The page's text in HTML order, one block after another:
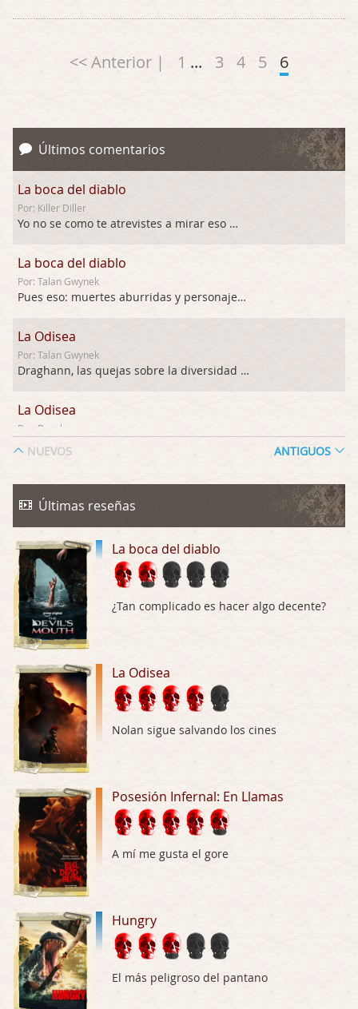
<< Anterior | 1 ... 3 4 5 6
Últimos comentarios
La boca del diablo
Por: Killer Diller
Yo no se como te atrevistes a mirar eso …
La boca del diablo
Por: Talan Gwynek
Pues eso: muertes aburridas y personajes p …
La Odisea
Por: Talan Gwynek
Draghann, las quejas sobre la diversidad s …
La Odisea
Por: Draghann
No sé si entrar en polémicas con respect …
Trance
Por: Luar
El señor de las moscas
Por: Luar
Hungry
Por: Croc
Las 10 películas gore de Almas Oscuras
Por: JORDI CRUYFF
Buenas tardes, Hay muchas y algunas muy …
Possession
Por: Chupasangre
Mi opinión en su día. Su duracion me ha …
El eslabón podrido
Por: Luar
Possession
Por: FrancHis
Posesión Infernal: En Llamas
NUEVOS ANTIGUOS
Últimas reseñas
La boca del diablo
¿Tan complicado es hacer algo decente?
La Odisea
Nolan sigue salvando los cines
Posesión Infernal: En Llamas
A mí me gusta el gore
Hungry
El más peligroso del pantano